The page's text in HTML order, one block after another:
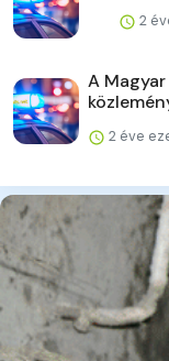
2
A
2 éve